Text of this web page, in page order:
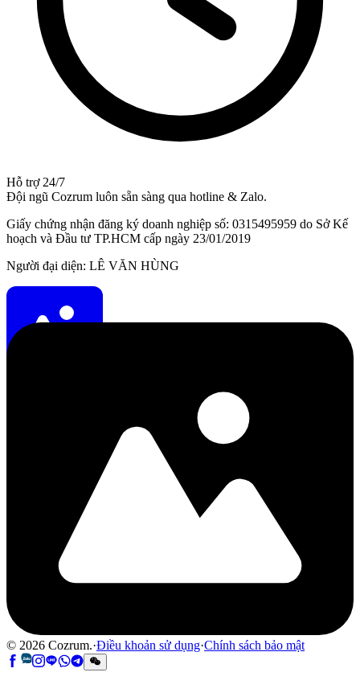
Hỗ trợ 24/7
Đội ngũ Cozrum luôn sẵn sàng qua hotline & Zalo.
Giấy chứng nhận đăng ký doanh nghiệp số: 0315495959 do Sở Kế
hoạch và Đầu tư TP.HCM cấp ngày 23/01/2019
Người đại diện: LÊ VĂN HÙNG
© 2026 Cozrum.·Điều khoản sử dụng·Chính sách bảo mật